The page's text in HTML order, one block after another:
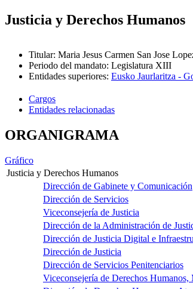
Justicia y Derechos Humanos
Titular: Maria Jesus Carmen San Jose
Periodo del mandato: Legislatura XIII
Entidades superiores: Eusko Jaurlaritza -
Cargos
Entidades relacionadas
ORGANIGRAMA
Gráfico
Justicia y Derechos Humanos
Dirección de Gabinete y Comunicación
Dirección de Servicios
Viceconsejería de Justicia
Dirección de la Administración de
Dirección de Justicia Digital e
Dirección de Justicia
Dirección de Servicios Penitenciarios
Viceconsejería de Derechos